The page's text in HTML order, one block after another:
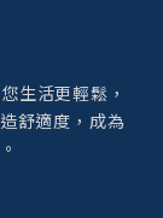
生活更輕鬆，
舒適度，成為